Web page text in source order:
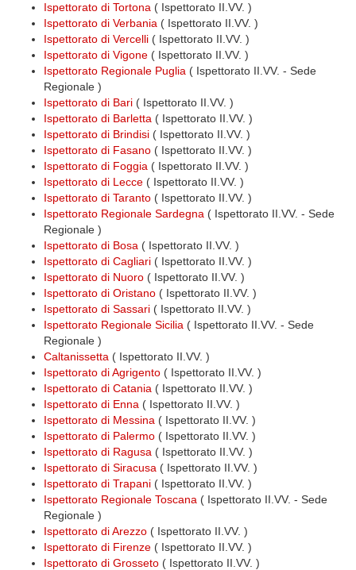
Ispettorato di Tortona ( Ispettorato II.VV. )
Ispettorato di Verbania ( Ispettorato II.VV. )
Ispettorato di Vercelli ( Ispettorato II.VV. )
Ispettorato di Vigone ( Ispettorato II.VV. )
Ispettorato Regionale Puglia ( Ispettorato II.VV. - Sede
Regionale )
Ispettorato di Bari ( Ispettorato II.VV. )
Ispettorato di Barletta ( Ispettorato II.VV. )
Ispettorato di Brindisi ( Ispettorato II.VV. )
Ispettorato di Fasano ( Ispettorato II.VV. )
Ispettorato di Foggia ( Ispettorato II.VV. )
Ispettorato di Lecce ( Ispettorato II.VV. )
Ispettorato di Taranto ( Ispettorato II.VV. )
Ispettorato Regionale Sardegna ( Ispettorato II.VV. - Sede
Regionale )
Ispettorato di Bosa ( Ispettorato II.VV. )
Ispettorato di Cagliari ( Ispettorato II.VV. )
Ispettorato di Nuoro ( Ispettorato II.VV. )
Ispettorato di Oristano ( Ispettorato II.VV. )
Ispettorato di Sassari ( Ispettorato II.VV. )
Ispettorato Regionale Sicilia ( Ispettorato II.VV. - Sede
Regionale )
Caltanissetta ( Ispettorato II.VV. )
Ispettorato di Agrigento ( Ispettorato II.VV. )
Ispettorato di Catania ( Ispettorato II.VV. )
Ispettorato di Enna ( Ispettorato II.VV. )
Ispettorato di Messina ( Ispettorato II.VV. )
Ispettorato di Palermo ( Ispettorato II.VV. )
Ispettorato di Ragusa ( Ispettorato II.VV. )
Ispettorato di Siracusa ( Ispettorato II.VV. )
Ispettorato di Trapani ( Ispettorato II.VV. )
Ispettorato Regionale Toscana ( Ispettorato II.VV. - Sede
Regionale )
Ispettorato di Arezzo ( Ispettorato II.VV. )
Ispettorato di Firenze ( Ispettorato II.VV. )
Ispettorato di Grosseto ( Ispettorato II.VV. )